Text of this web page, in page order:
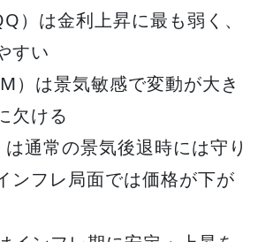
）は金利上昇に最も弱く、
すい
）は景気敏感で変動が大き
欠ける
通常の景気後退時には守り
ンフレ局面では価格が下が